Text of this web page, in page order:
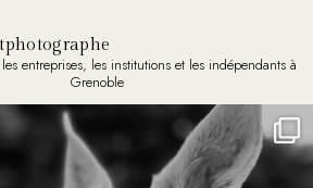
entreprises, les institutions et les indépendants à
Grenoble